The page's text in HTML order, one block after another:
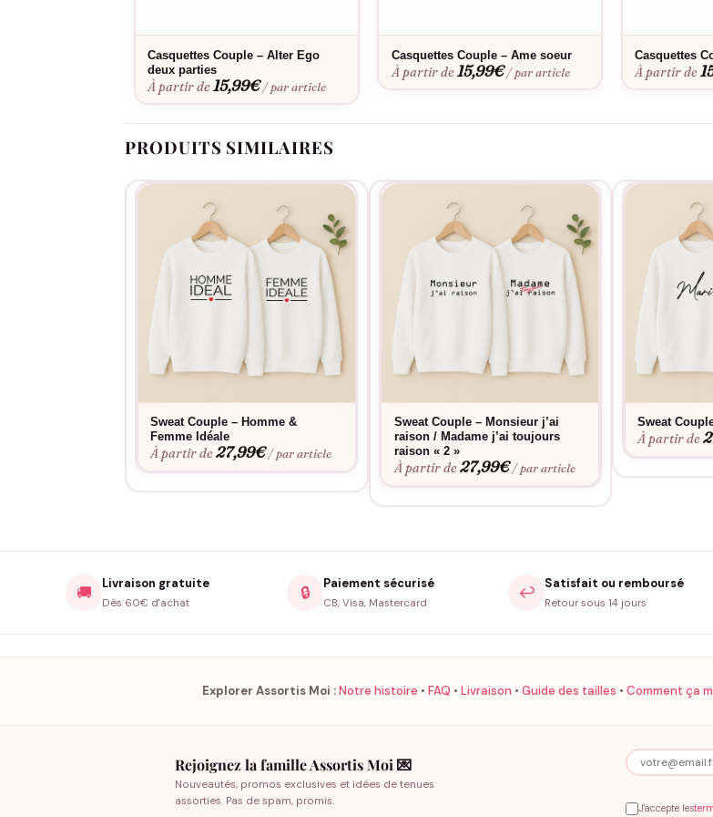
Casquettes Couple – Alter Ego
deux parties
À partir de15,99€ / par article
Casquettes Couple – Ame soeur
À partir de15,99€ / par article
Casquettes
À partir de
PRODUITS SIMILAIRES
Sweat Couple – Homme &
Femme Idéale
À partir de27,99€ / par article
Sweat Couple – Monsieur j’ai
raison / Madame j’ai toujours
raison « 2 »
À partir de27,99€ / par article
Sweat
À partir de
🚚 Livraison gratuite
Dès 60€ d'achat
🔒 Paiement sécurisé
CB, Visa, Mastercard
↩️ Satisfait ou remboursé
Retour sous 14 jours
Explorer Assortis Moi :Notre histoire • FAQ • Livraison • Guide des tailles • Comment ça
Rejoignez la famille Assortis Moi 💌
Nouveautés, promos exclusives et idées de tenues
assorties. Pas de spam, promis.
J'accepte les